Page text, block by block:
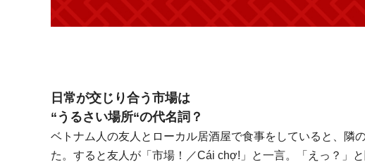
日常が交じり合う市場は
“うるさい場所“の代名詞？
ベトナム人の友人とローカル居酒屋で食事をしていると、隣
た。すると友人が「市場！／Cái chợ!」と一言。「えっ？」